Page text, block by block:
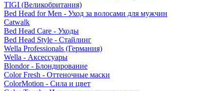
TIGI (Великобритания)
Bed Head for Men - Уход за волосами для мужчин
Catwalk
Bed Head Care - Уходы
Bed Head Style - Стайлинг
Wella Professionals (Германия)
Wella - Аксессуары
Blondor - Блондирование
Color Fresh - Оттеночные маски
ColorMotion - Сила и цвет